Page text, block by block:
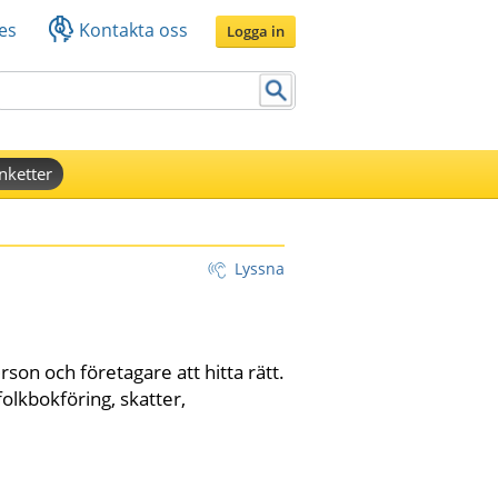
Kontakta oss Logga in
Lyssna
och företagare att hitta rätt.
skatter,